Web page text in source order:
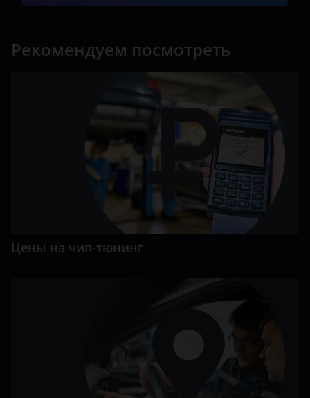
Рекомендуем посмотреть
Цены на чип-тюнинг